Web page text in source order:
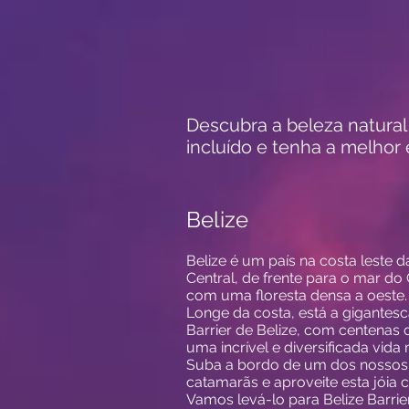
Descubra a beleza
incluído e tenha a melhor
Belize
Belize é um país na costa leste
Central, de frente para o mar do
com uma floresta densa a oeste.
Longe da costa, está a
Barrier de Belize, com centenas
uma incrível e diversificada vida
Suba a bordo de um dos
catamarãs e aproveite esta jóia
Vamos levá-lo para Belize